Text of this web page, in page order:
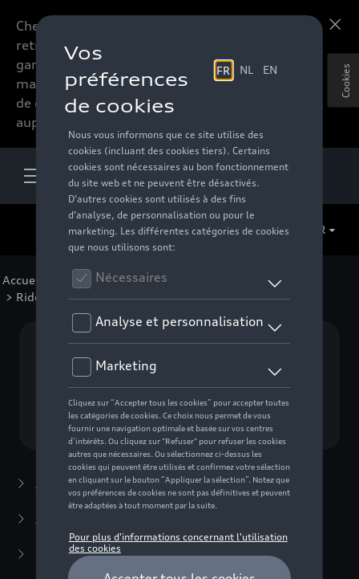
Chers accessoires-lovers,
retrouvez dorénavant toute la
gamme d’accessoires de votre
marque préférée sous forme
de catalogue à commander
auprès de votre distributeur.
FR
Accueil Pour votre Audi > Confort et protection
> Rideaux pare-soleil
Aucun modèle sélectionné (Tout afficher)
Choisissez un modèle
Accessoires d'été(7)
Accessoires d'hiver
Packs(38)
Cookies